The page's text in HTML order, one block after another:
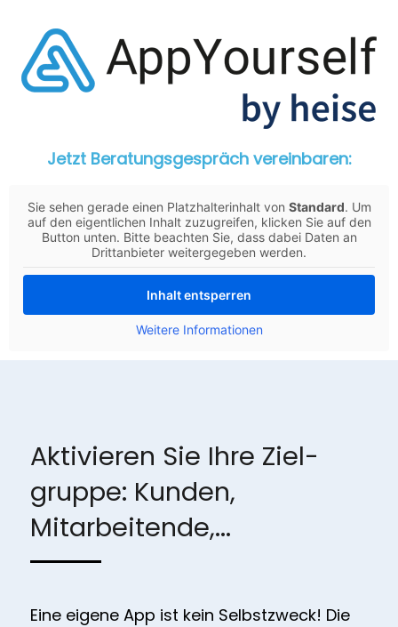
Jetzt Beratungsgespräch vereinbaren:
Sie sehen gerade einen Platzhalterinhalt von Standard. Um
auf den eigentlichen Inhalt zuzugreifen, klicken Sie auf den
Button unten. Bitte beachten Sie, dass dabei Daten an
Drittanbieter weitergegeben werden.
Inhalt entsperren
Weitere Informationen
Aktivieren Sie Ihre Ziel­
gruppe: Kunden,
Mitarbeitende,...
Eine eigene App ist kein Selbstzweck! Die